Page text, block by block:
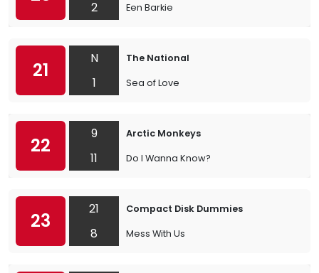
2
Een Barkie
21
N
1
The National
Sea of Love
22
9
11
Arctic Monkeys
Do I Wanna Know?
23
21
8
Compact Disk Dummies
Mess With Us